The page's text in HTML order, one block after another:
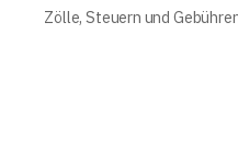
Zölle, Steuern und